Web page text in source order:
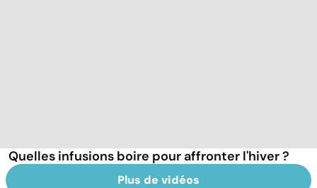
Quelles infusions boire pour affronter l'hiver ?
Plus de vidéos